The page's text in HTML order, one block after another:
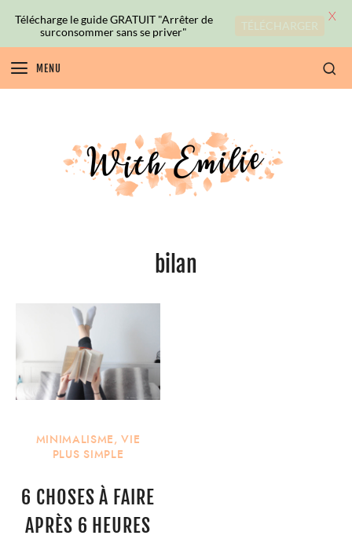
MENU
bilan
MINIMALISME,VIE
PLUS SIMPLE
6 CHOSES À FAIRE
APRÈS 6 HEURES
Télécharge le guide GRATUIT "Arrêter de
surconsommer sans se priver"
TÉLÉCHARGER
X